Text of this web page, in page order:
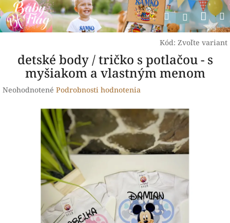
Prejsť
na
obsah
Hľadať
Kód: Zvoľte variant
detské body / tričko s potlačou - s
myšiakom a vlastným menom
Priemerné
hviezdičiek.
Neohodnotené Podrobnosti hodnotenia